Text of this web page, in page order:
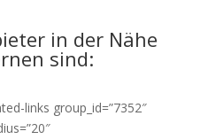
in der Nähe
sind:
links group_id=”7352″